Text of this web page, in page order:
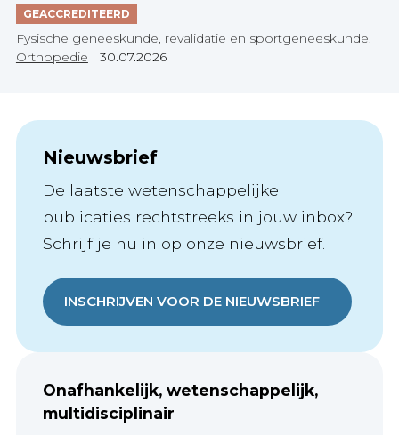
GEACCREDITEERD
Fysische geneeskunde, revalidatie en sportgeneeskunde
Orthopedie | 30.07.2026
Nieuwsbrief
De laatste wetenschappelijke
publicaties rechtstreeks in jouw inbox?
Schrijf je nu in op onze nieuwsbrief.
INSCHRIJVEN VOOR DE NIEUWSBRIEF
Onafhankelijk, wetenschappelijk,
multidisciplinair